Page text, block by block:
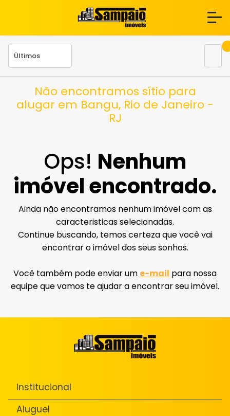
Não encontramos sítio para
alugar em Bangu, Rio de Janeiro -
RJ
Ops! Nenhum
imóvel encontrado.
Ainda não encontramos nenhum imóvel com as
caracteristicas selecionadas.
Continue buscando, temos certeza que você vai
encontrar o imóvel dos seus sonhos.
Você também pode enviar um e-mail para nossa
equipe que vamos te ajudar a encontrar seu imóvel.
Institucional
Aluguel